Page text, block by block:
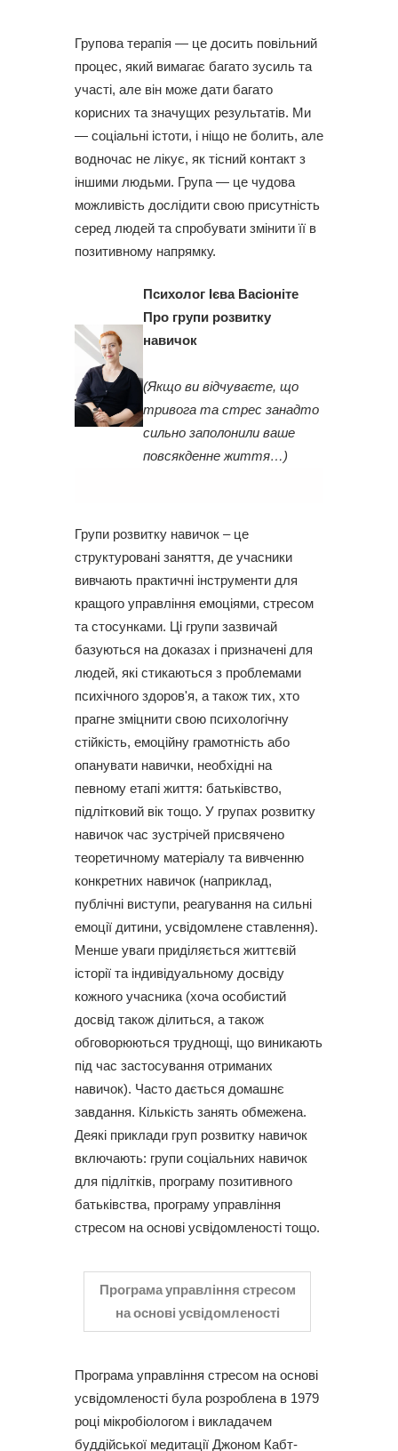
Групова терапія — це досить повільний
процес, який вимагає багато зусиль та
участі, але він може дати багато
корисних та значущих результатів. Ми
— соціальні істоти, і ніщо не болить, але
водночас не лікує, як тісний контакт з
іншими людьми. Група — це чудова
можливість дослідити свою присутність
серед людей та спробувати змінити її в
позитивному напрямку.
Психолог Ієва Васіоніте
Про групи розвитку
навичок
(Якщо ви відчуваєте, що
тривога та стрес занадто
сильно заполонили ваше
повсякденне життя…)
Групи розвитку навичок – це
структуровані заняття, де учасники
вивчають практичні інструменти для
кращого управління емоціями, стресом
та стосунками. Ці групи зазвичай
базуються на доказах і призначені для
людей, які стикаються з проблемами
психічного здоров'я, а також тих, хто
прагне зміцнити свою психологічну
стійкість, емоційну грамотність або
опанувати навички, необхідні на
певному етапі життя: батьківство,
підлітковий вік тощо. У групах розвитку
навичок час зустрічей присвячено
теоретичному матеріалу та вивченню
конкретних навичок (наприклад,
публічні виступи, реагування на сильні
емоції дитини, усвідомлене ставлення).
Менше уваги приділяється життєвій
історії та індивідуальному досвіду
кожного учасника (хоча особистий
досвід також ділиться, а також
обговорюються труднощі, що виникають
під час застосування отриманих
навичок). Часто дається домашнє
завдання. Кількість занять обмежена.
Деякі приклади груп розвитку навичок
включають: групи соціальних навичок
для підлітків, програму позитивного
батьківства, програму управління
стресом на основі усвідомленості тощо.
Програма управління стресом
на основі усвідомленості
Програма управління стресом на основі
усвідомленості була розроблена в 1979
році мікробіологом і викладачем
буддійської медитації Джоном Кабт-